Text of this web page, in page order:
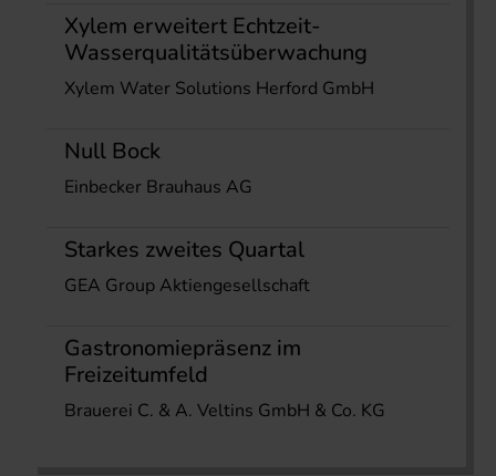
Xylem erweitert Echtzeit-
Wasserqualitätsüberwachung
Xylem Water Solutions Herford GmbH
Null Bock
Einbecker Brauhaus AG
Starkes zweites Quartal
GEA Group Aktiengesellschaft
Gastronomiepräsenz im
Freizeitumfeld
Brauerei C. & A. Veltins GmbH & Co. KG